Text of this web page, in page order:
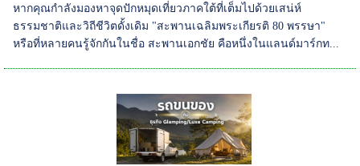
หากคุณกำลังมองหาจุดปักหมุดเที่ยวภาคใต้ที่เต็มไปด้วยเสน่ห์
ธรรมชาติและวิถีชีวิตดั้งเดิม "สะพานเฉลิมพระเกียรติ 80 พรรษา"
หรือที่หลายคนรู้จักกันในชื่อ สะพานเอกชัย คือหนึ่งในแลนด์มาร์กท...